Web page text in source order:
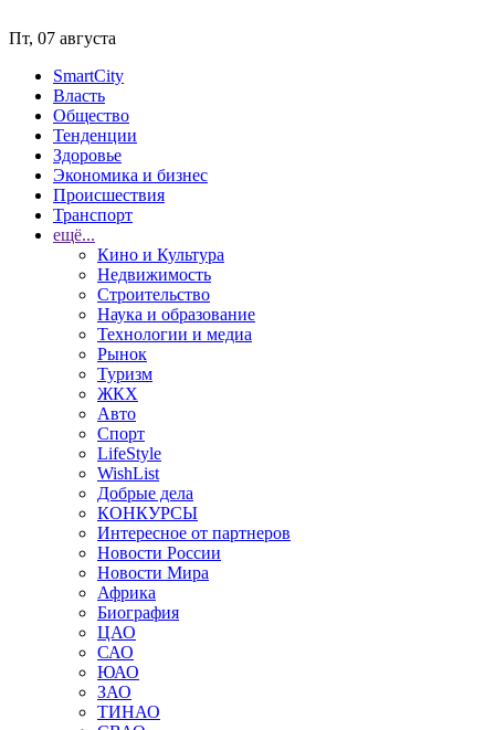
Пт, 07 августа
SmartCity
Власть
Общество
Тенденции
Здоровье
Экономика и бизнес
Происшествия
Транспорт
ещё...
Кино и Культура
Недвижимость
Строительство
Наука и образование
Технологии и медиа
Рынок
Туризм
ЖКХ
Авто
Спорт
LifeStyle
WishList
Добрые дела
КОНКУРСЫ
Интересное от партнеров
Новости России
Новости Мира
Африка
Биография
ЦАО
САО
ЮАО
ЗАО
ТИНАО